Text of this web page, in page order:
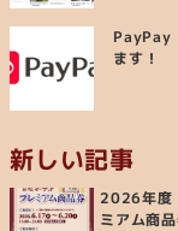
PayPay
ます！
新しい記事
2026年度
ミアム商